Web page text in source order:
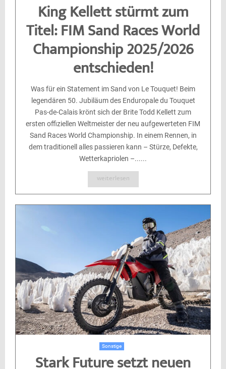
King Kellett stürmt zum
Titel: FIM Sand Races World
Championship 2025/2026
entschieden!
Was für ein Statement im Sand von Le Touquet! Beim
legendären 50. Jubiläum des Enduropale du Touquet
Pas-de-Calais krönt sich der Brite Todd Kellett zum
ersten offiziellen Weltmeister der neu aufgewerteten FIM
Sand Races World Championship. In einem Rennen, in
dem traditionell alles passieren kann – Stürze, Defekte,
Wetterkapriolen –......
weiterlesen
Sonstige
Stark Future setzt neuen